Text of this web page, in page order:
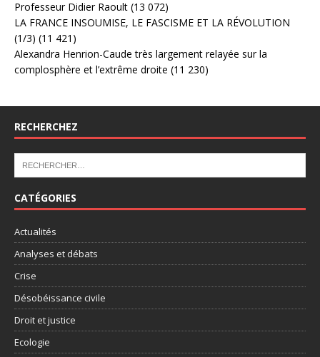
Professeur Didier Raoult (13 072)
LA FRANCE INSOUMISE, LE FASCISME ET LA RÉVOLUTION
(1/3) (11 421)
Alexandra Henrion-Caude très largement relayée sur la
complosphère et l’extrême droite (11 230)
RECHERCHEZ
CATÉGORIES
Actualités
Analyses et débats
Crise
Désobéissance civile
Droit et justice
Ecologie